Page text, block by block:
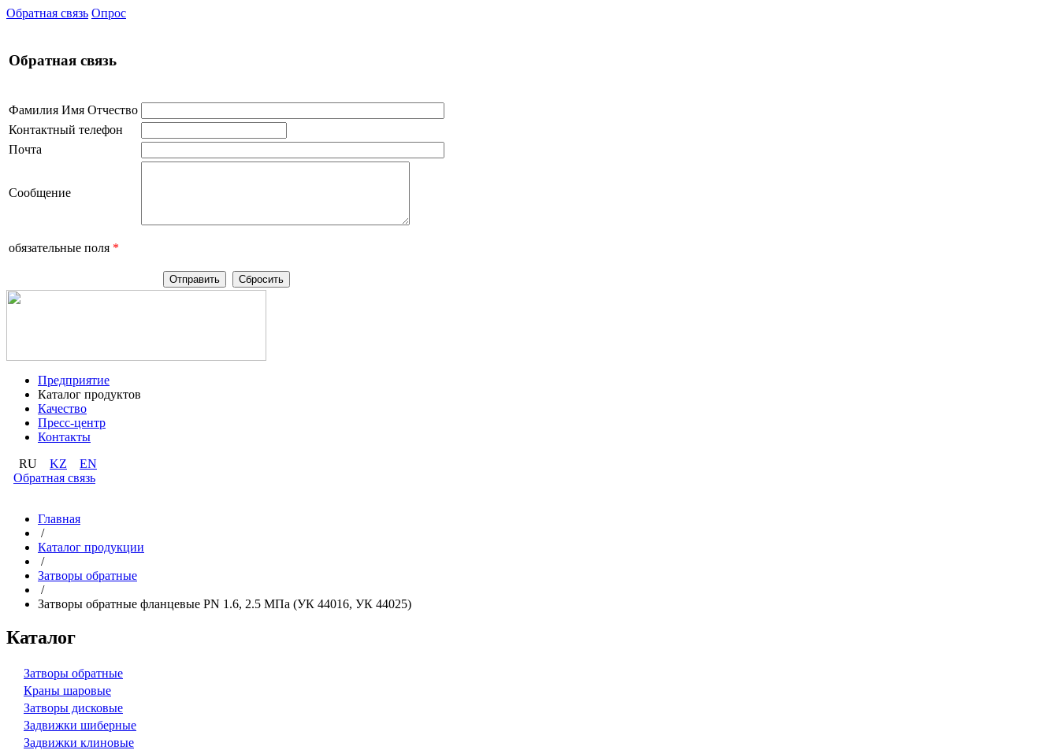
Обратная связь Опрос
Обратная связь
Фамилия Имя Отчество
Контактный телефон
Почта
Сообщение
обязательные поля *
Предприятие
Каталог продуктов
Качество
Пресс-центр
Контакты
RU KZ
EN
Обратная связь
Главная
/
Каталог продукции
/
Затворы обратные
/
Затворы обратные фланцевые PN 1.6, 2.5 МПа (УК 44016, УК 44025)
Каталог
Затворы обратные
Краны шаровые
Затворы дисковые
Задвижки шиберные
Задвижки клиновые